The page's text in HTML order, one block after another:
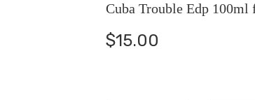
Cuba Trouble Edp 100ml
$15.00